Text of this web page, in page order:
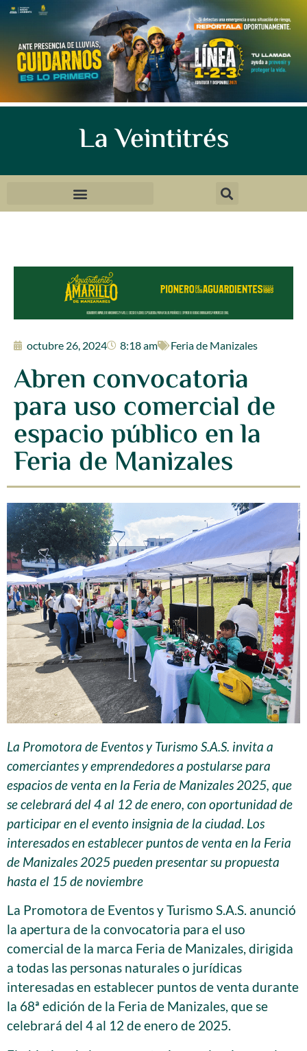
La Veintitrés
octubre 26, 2024 8:18 am Feria de Manizales
Abren convocatoria
para uso comercial de
espacio público en la
Feria de Manizales
La Promotora de Eventos y Turismo S.A.S. invita a
comerciantes y emprendedores a postularse para
espacios de venta en la Feria de Manizales 2025, que
se celebrará del 4 al 12 de enero, con oportunidad de
participar en el evento insignia de la ciudad. Los
interesados en establecer puntos de venta en la Feria
de Manizales 2025 pueden presentar su propuesta
hasta el 15 de noviembre
La Promotora de Eventos y Turismo S.A.S. anunció
la apertura de la convocatoria para el uso
comercial de la marca Feria de Manizales, dirigida
a todas las personas naturales o jurídicas
interesadas en establecer puntos de venta durante
la 68ª edición de la Feria de Manizales, que se
celebrará del 4 al 12 de enero de 2025.